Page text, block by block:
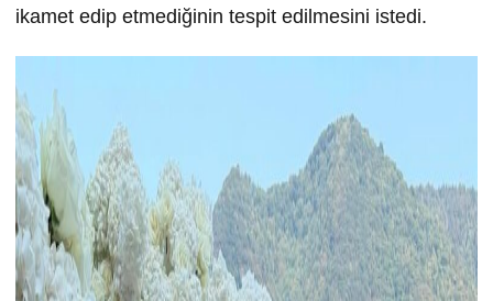
ikamet edip etmediğinin tespit edilmesini istedi.